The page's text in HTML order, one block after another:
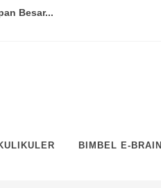
Besar...
BIMBEL E-BRAIN